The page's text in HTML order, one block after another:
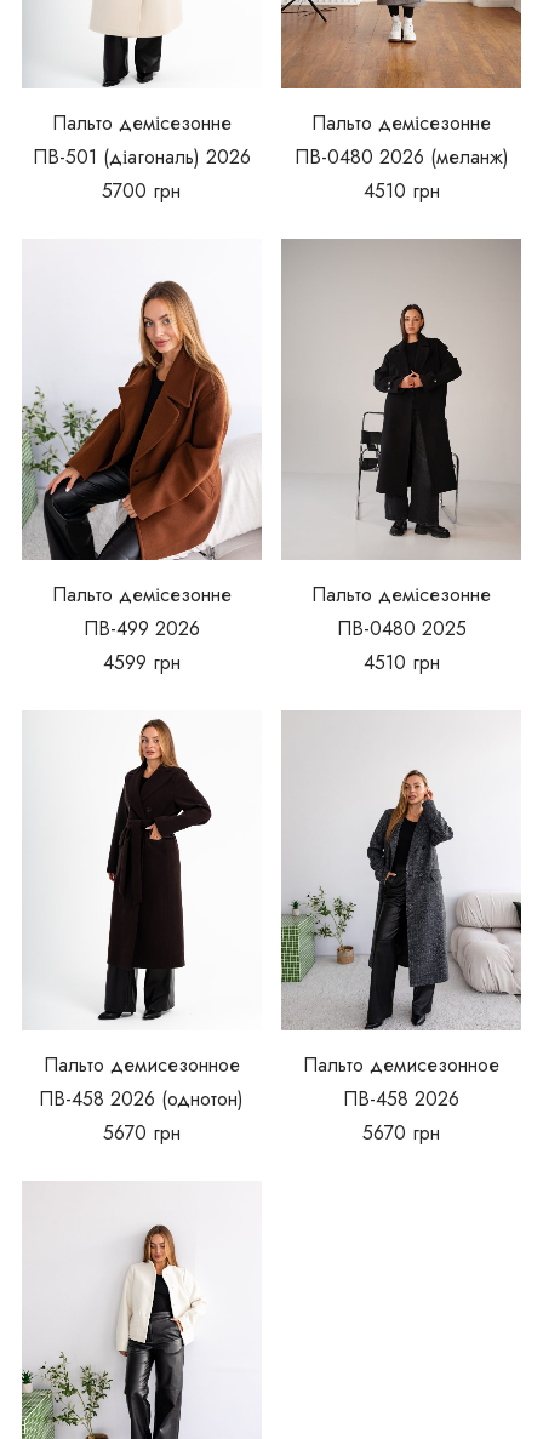
Пальто демісезонне
ПВ-501 (діагональ) 2026
5700 грн
Пальто демісезонне
ПВ-0480 2026 (меланж)
4510 грн
Пальто демісезонне
ПВ-499 2026
4599 грн
Пальто демісезонне
ПВ-0480 2025
4510 грн
Пальто демисезонное
ПВ-458 2026 (однотон)
5670 грн
Пальто демисезонное
ПВ-458 2026
5670 грн